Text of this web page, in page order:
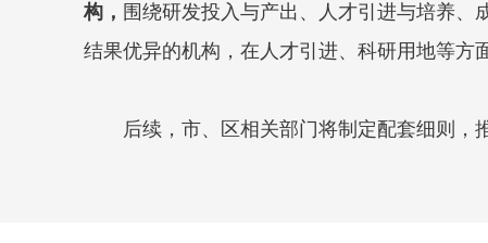
构， 围绕研发投入与产出、人才引进与培养
结果优异的机构，在人才引进、科研用地等方
后续，市、区相关部门将制定配套细则，